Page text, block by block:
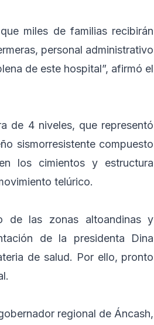
miles de familias recibirán
personal administrativo
de este hospital”, afirmó el
de 4 niveles, que representó
sismorresistente compuesto
los cimientos y estructura
telúrico.
de las zonas altoandinas y
de la presidenta Dina
de salud. Por ello, pronto
regional de Áncash,